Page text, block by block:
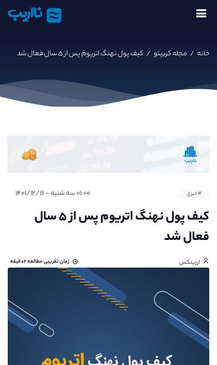
نااریب
خانه / مجله کریپتو / کیف پول نهنگ اتریوم پس از ۵ سال فعال شد
#خبری ۰۱:۰۰ سه شنبه - ۱۴۰۱/۱۲/۱۶
کیف پول نهنگ اتریوم پس از ۵ سال
فعال شد
ارزینکس زمان تقریبی مطالعه۲دقیقه